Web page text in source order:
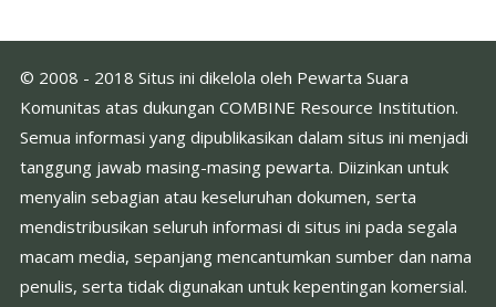
© 2008 - 2018 Situs ini dikelola oleh Pewarta Suara
Komunitas atas dukungan COMBINE Resource Institution.
Semua informasi yang dipublikasikan dalam situs ini menjadi
tanggung jawab masing-masing pewarta. Diizinkan untuk
menyalin sebagian atau keseluruhan dokumen, serta
mendistribusikan seluruh informasi di situs ini pada segala
macam media, sepanjang mencantumkan sumber dan nama
penulis, serta tidak digunakan untuk kepentingan komersial.